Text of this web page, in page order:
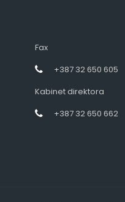
Fax
+387 32 650 605
Kabinet direktora
+387 32 650 662